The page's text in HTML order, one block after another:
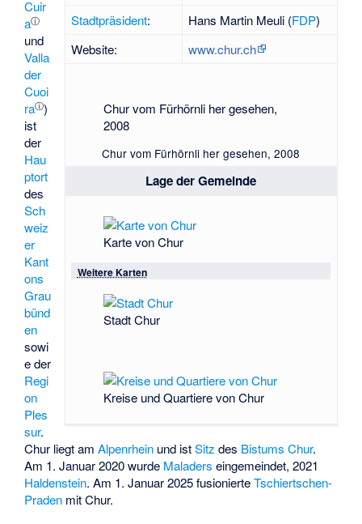
Stadtpräsident: Hans Martin Meuli (FDP)
Website:
www.chur.ch
Chur vom Fürhörnli her gesehen,
2008
Chur vom Fürhörnli her gesehen, 2008
Lage der Gemeinde
Karte von Chur
Weitere Karten
Stadt Chur
Kreise und Quartiere von Chur
Cuir
aⓘ
und
Valla
der
Cuoi
raⓘ)
ist
der
Hau
ptort
des
Sch
weiz
er
Kant
ons
Grau
bünd
en
sowi
e der
Regi
on
Ples
sur.
Chur liegt amAlpenrhein und istSitz des Bistums Chur.
Am 1. Januar 2020 wurde Maladers eingemeindet, 2021
Haldenstein. Am 1. Januar 2025 fusionierteTschiertschen-
Praden mit Chur.